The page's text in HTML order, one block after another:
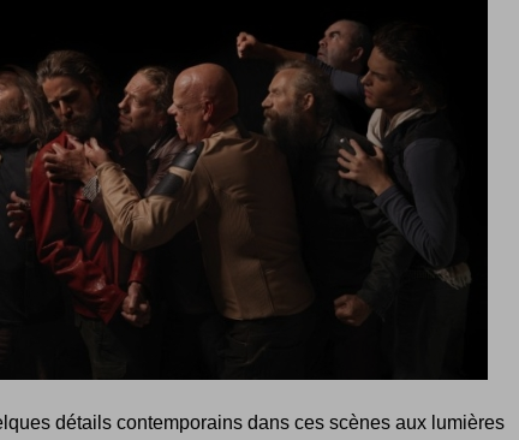
détails contemporains dans ces scènes aux lumières